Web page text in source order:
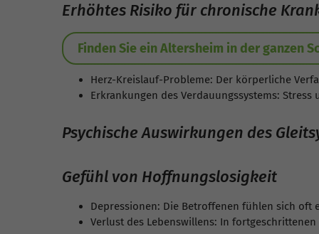
Erhöhtes Risiko für chronische
Finden Sie ein Altersheim in der ganzen
Herz-Kreislauf-Probleme: Der körperliche
Erkrankungen des Verdauungssystems:
Psychische Auswirkungen des
Gefühl von Hoffnungslosigkeit
Depressionen: Die Betroffenen fühlen sich oft
Verlust des Lebenswillens: In